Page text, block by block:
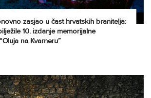
zasjao u čast hrvatskih branitelja:
10. izdanje memorijalne
na Kvarneru”